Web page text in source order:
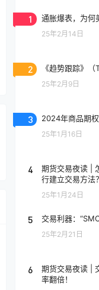
1 通胀爆表，为何
25年2月14日
2 《趋势跟踪》
25年2月9日
3 2024年商品期
25年1月16日
4
期货交易夜读 |
行建立交易方法？
25年1月24日
5 交易利器：
25年2月21日
6
期货交易夜读 |
率翻倍！